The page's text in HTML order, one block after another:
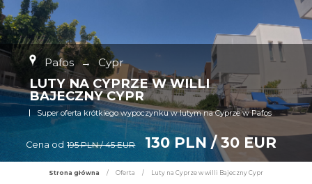
Pafos → Cypr
LUTY NA CYPRZE W WILLI
BAJECZNY CYPR
Super oferta krótkiego wypoczynku w lutym na Cyprze w Pafos
Cena od 195 PLN / 45 EUR 130 PLN / 30 EUR
Strona główna / Oferta / Luty na Cyprze w willi Bajeczny Cypr